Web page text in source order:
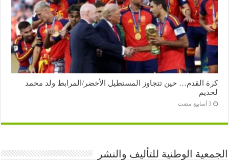
كرة القدم… حين تتجاوز المستطيل الأخضر/المرابط ولد محمد
لخديم
الجمعية الوطنية للتأليف والنشر